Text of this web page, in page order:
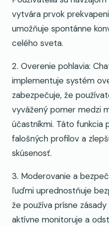
vytvára prvok
umožňuje spontánne
celého sveta.
2. Overenie pohlavia:
implementuje systém
zabezpečuje, že
vyvážený pomer medzi
účastníkmi. Táto funkcia
falošných profilov a
skúsenosť.
3. Moderovanie a
ľuďmi uprednostňuje
že používa prísne
aktívne monitoruje a